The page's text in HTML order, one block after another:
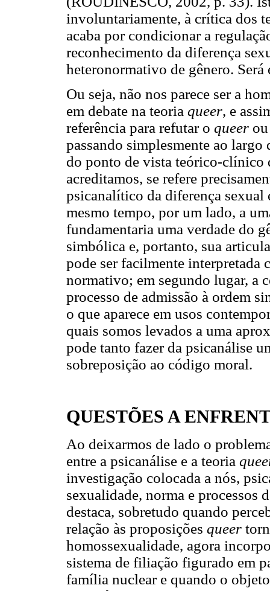
involuntariamente, à crítica dos
acaba por condicionar a
reconhecimento da diferença
heteronormativo de gênero.
Ou seja, não nos parece ser a
em debate na teoria queer, e
referência para refutar o queer
passando simplesmente ao
do ponto de vista teórico-clínico
acreditamos, se refere
psicanalítico da diferença sexual
mesmo tempo, por um lado, a
fundamentaria uma verdade do
simbólica e, portanto, sua
pode ser facilmente interpretada
normativo; em segundo lugar, a
processo de admissão à ordem
o que aparece em usos
quais somos levados a uma
pode tanto fazer da psicanálise
sobreposição ao código moral.
QUESTÕES A
Ao deixarmos de lado o
entre a psicanálise e a teoria
investigação colocada a nós,
sexualidade, norma e processos
destaca, sobretudo quando
relação às proposições queer
homossexualidade, agora
sistema de filiação figurado em
família nuclear e quando o